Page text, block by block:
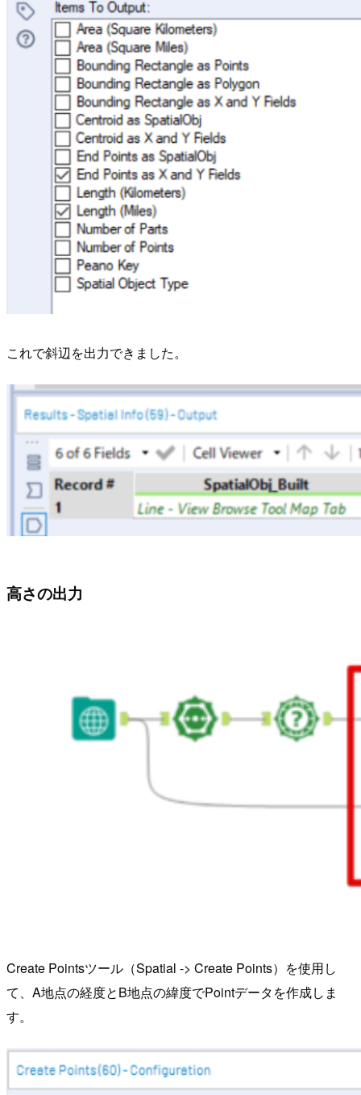
これで斜辺を出力できました。
高さの出力
Create Pointsツール（Spatial -> Create Points）を使用し
て、A地点の経度とB地点の緯度でPointデータを作成しま
す。